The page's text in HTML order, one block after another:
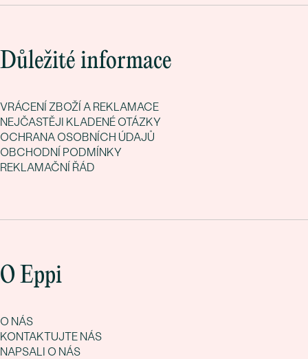
Důležité informace
VRÁCENÍ ZBOŽÍ A REKLAMACE
NEJČASTĚJI KLADENÉ OTÁZKY
OCHRANA OSOBNÍCH ÚDAJŮ
OBCHODNÍ PODMÍNKY
REKLAMAČNÍ ŘÁD
O Eppi
O NÁS
KONTAKTUJTE NÁS
NAPSALI O NÁS